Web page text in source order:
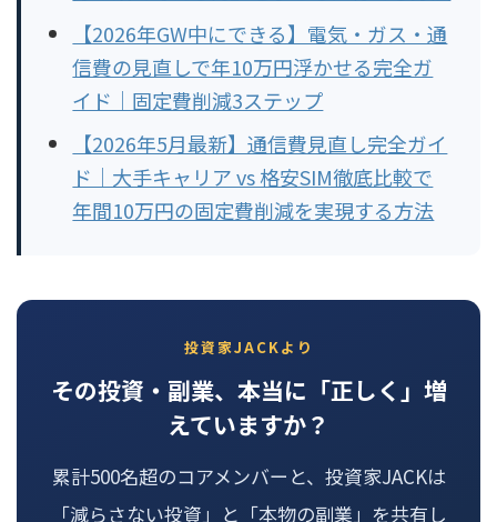
【2026年GW中にできる】電気・ガス・通
信費の見直しで年10万円浮かせる完全ガ
イド｜固定費削減3ステップ
【2026年5月最新】通信費見直し完全ガイ
ド｜大手キャリア vs 格安SIM徹底比較で
年間10万円の固定費削減を実現する方法
投資家JACKより
その投資・副業、本当に「正しく」増
えていますか？
累計500名超のコアメンバーと、投資家JACKは
「減らさない投資」と「本物の副業」を共有し